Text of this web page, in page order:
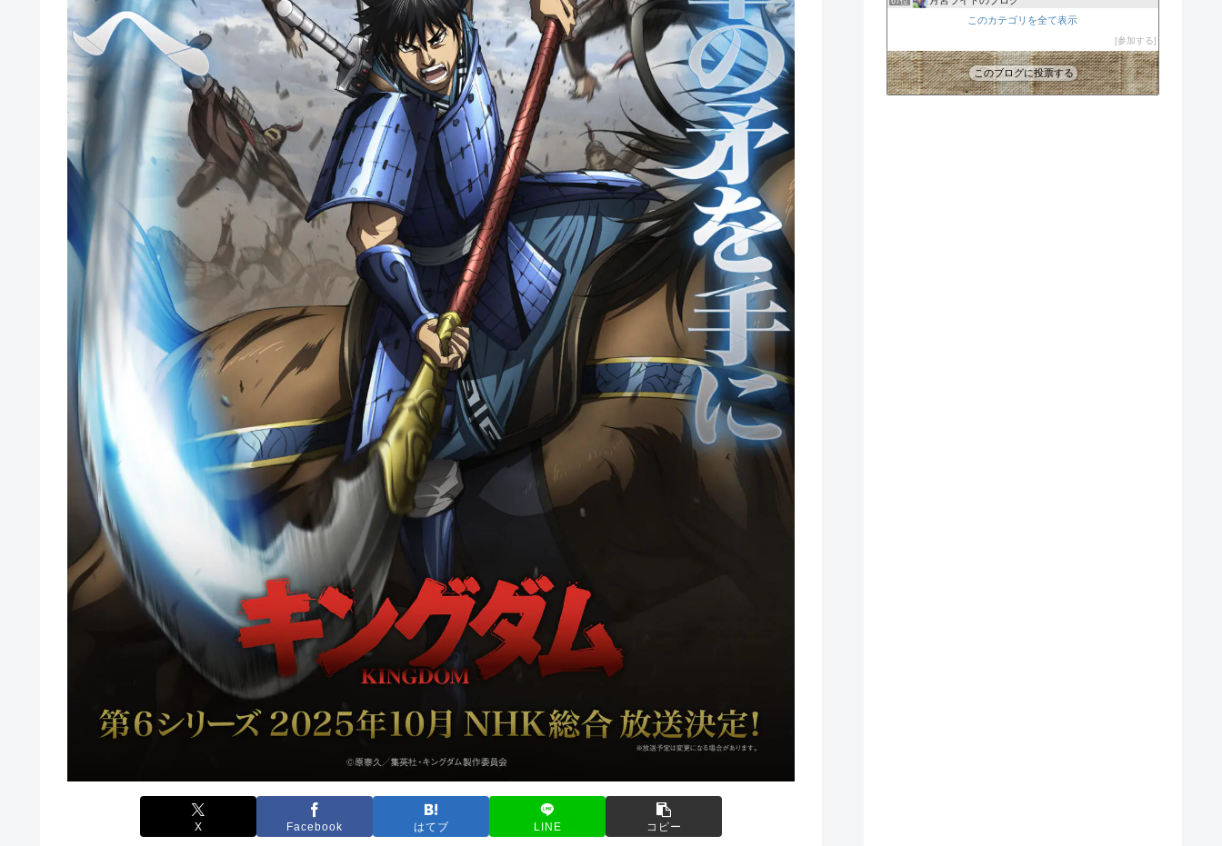
X Facebook はてブ LINE コピー
batuの宇宙戦艦ヤマトを考える部屋
アニメのまとめサイトだよ！？（あにまと）
このカテゴリを全て表示
参加する
このブログに投票する